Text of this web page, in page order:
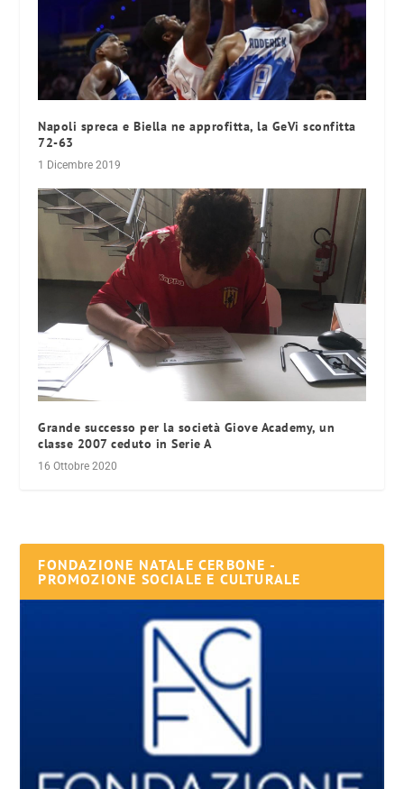
Napoli spreca e Biella ne approfitta, la GeVi sconfitta
72-63
1 Dicembre 2019
Grande successo per la società Giove Academy, un
classe 2007 ceduto in Serie A
16 Ottobre 2020
FONDAZIONE NATALE CERBONE -
PROMOZIONE SOCIALE E CULTURALE